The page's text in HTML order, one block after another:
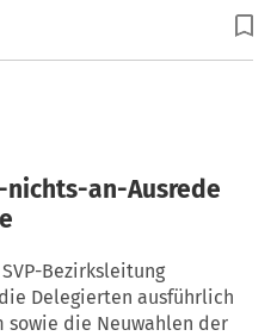
an-Ausrede
Bezirksleitung
Delegierten ausführlich
sowie die Neuwahlen der